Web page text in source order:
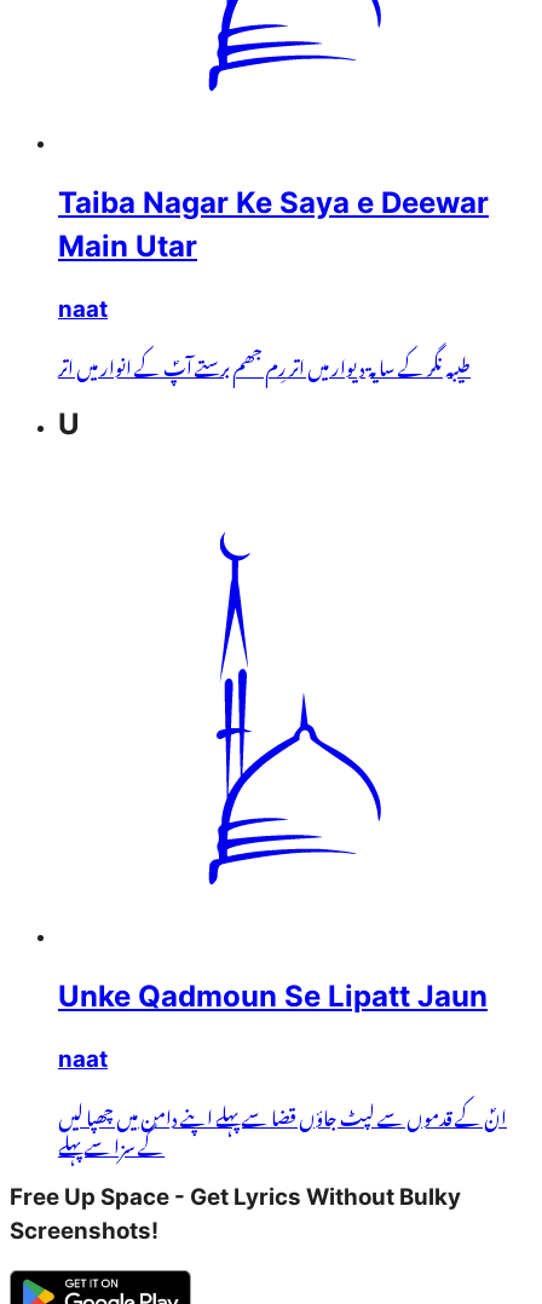
Taiba Nagar Ke Saya e Deewar
Main Utar
naat
طیبہ نگر کے سایۃ دیوار میں اتر رِم جھم برستے آپؐ کے انوار میں اتر
U
Unke Qadmoun Se Lipatt Jaun
naat
انؐ کے قدموں سے لپٹ جاؤں قضا سے پہلے اپنے دامن میں چھپا لیں
گے سزا سے پہلے
Free Up Space - Get Lyrics Without Bulky
Screenshots!